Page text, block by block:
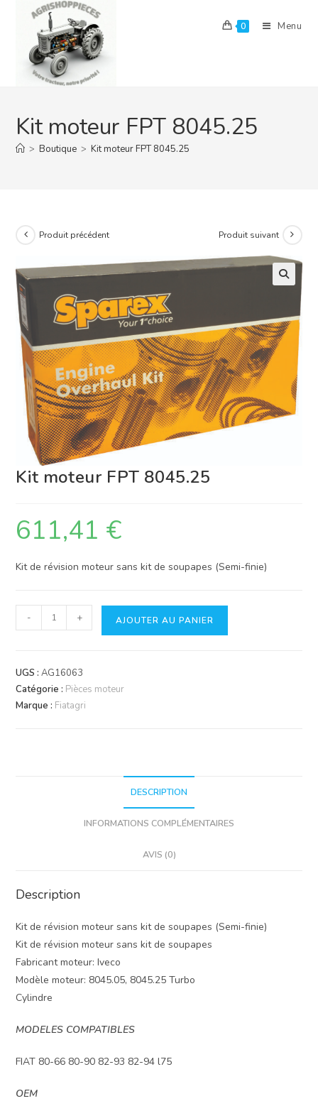
content
0 Menu
Kit moteur FPT 8045.25
> Boutique > Kit moteur FPT 8045.25
Produit précédent Produit suivant
Kit moteur FPT 8045.25
611,41 €
Kit de révision moteur sans kit de soupapes (Semi-finie)
quantité
de
moteur
FPT
8045.25
- + AJOUTER AU PANIER
UGS :AG16063
Catégorie : Pièces moteur
Marque : Fiatagri
DESCRIPTION
INFORMATIONS COMPLÉMENTAIRES
AVIS (0)
Description
Kit de révision moteur sans kit de soupapes (Semi-finie)
Kit de révision moteur sans kit de soupapes
Fabricant moteur: Iveco
Modèle moteur: 8045.05, 8045.25 Turbo
Cylindre
MODELES COMPATIBLES
FIAT 80-66 80-90 82-93 82-94 l75
OEM